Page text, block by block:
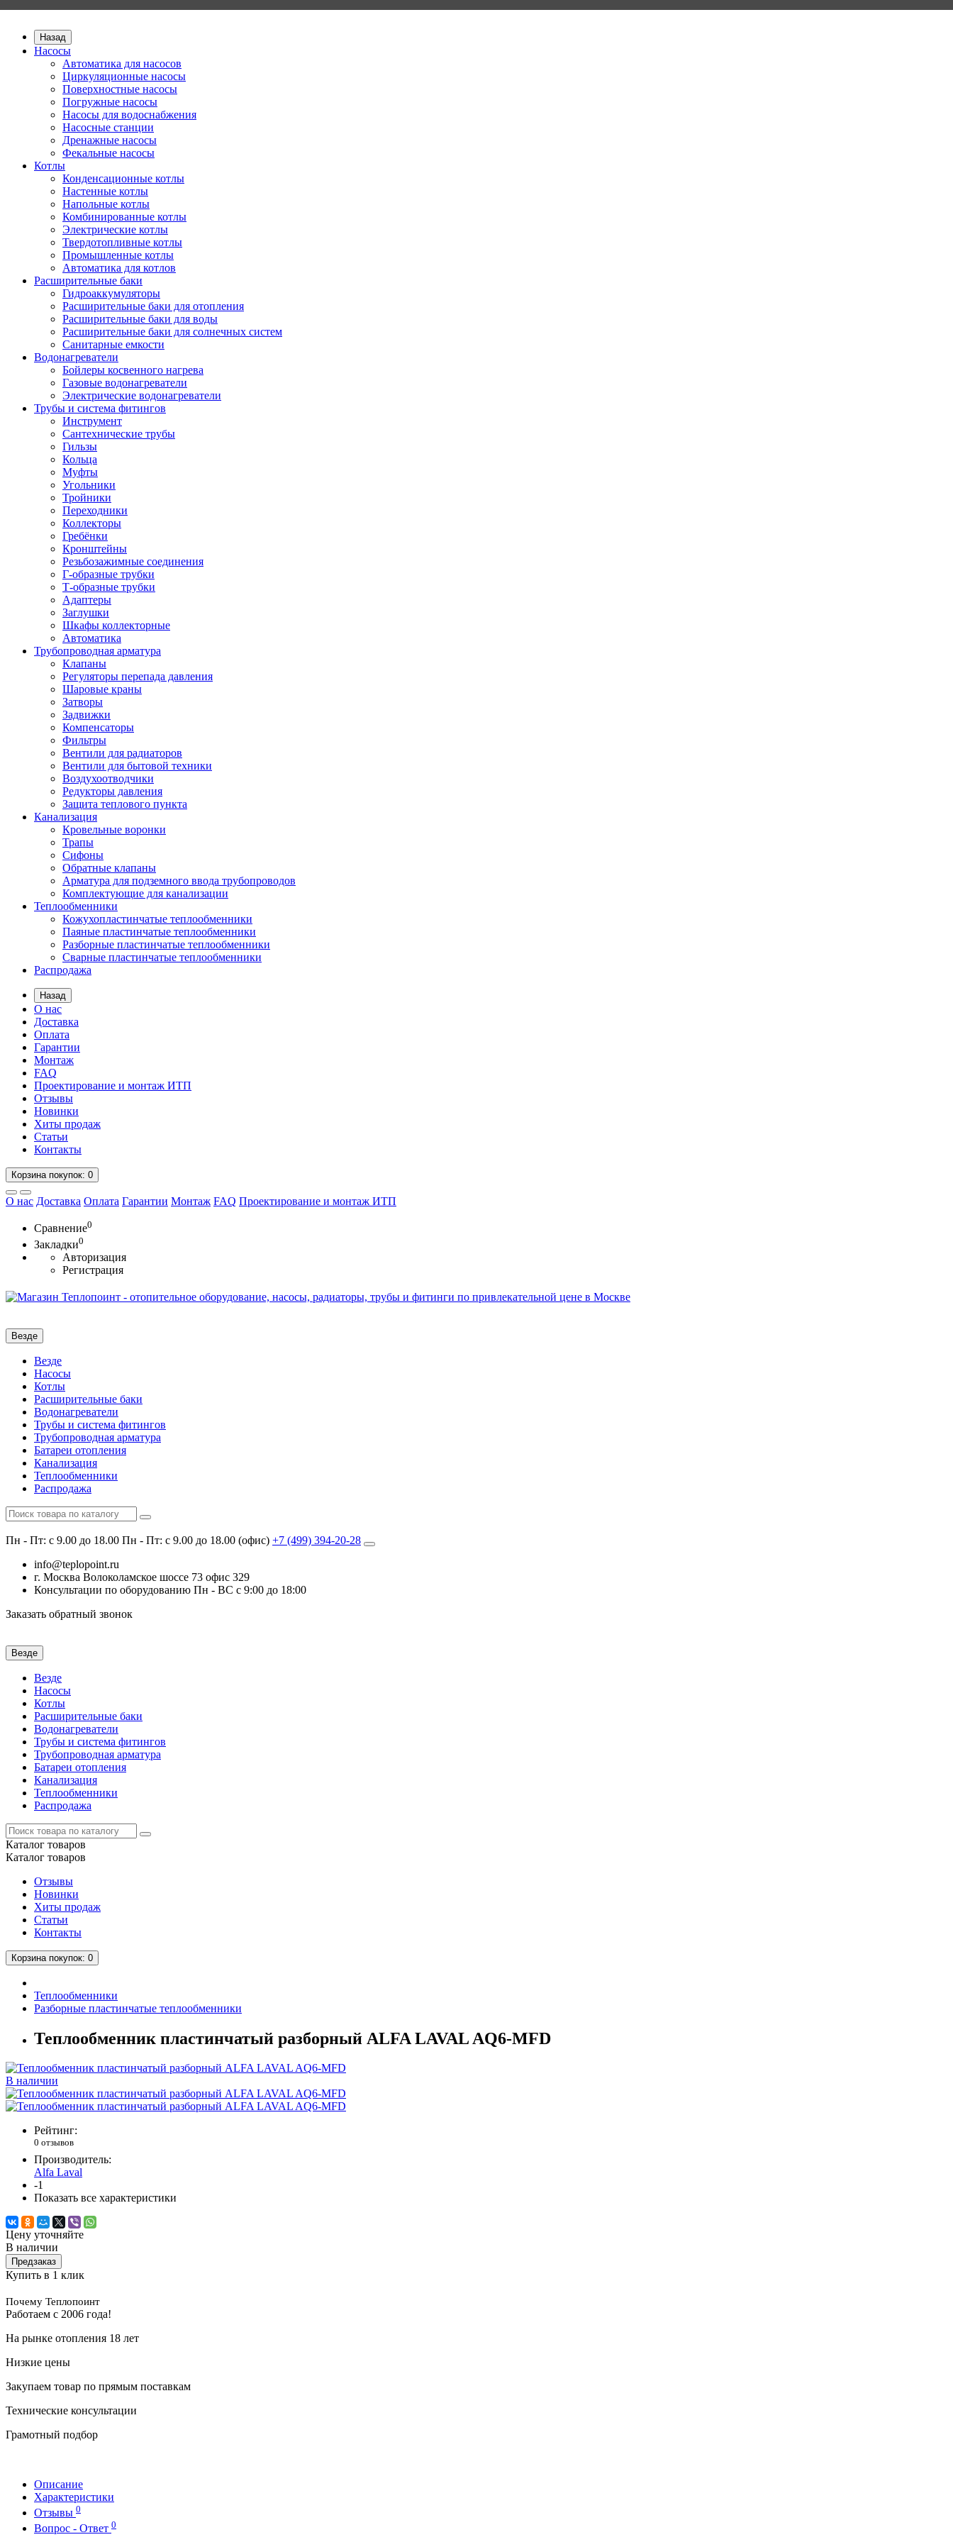
Назад
Насосы
Автоматика для насосов
Циркуляционные насосы
Поверхностные насосы
Погружные насосы
Насосы для водоснабжения
Насосные станции
Дренажные насосы
Фекальные насосы
Котлы
Конденсационные котлы
Настенные котлы
Напольные котлы
Комбинированные котлы
Электрические котлы
Твердотопливные котлы
Промышленные котлы
Автоматика для котлов
Расширительные баки
Гидроаккумуляторы
Расширительные баки для отопления
Расширительные баки для воды
Расширительные баки для солнечных систем
Санитарные емкости
Водонагреватели
Бойлеры косвенного нагрева
Газовые водонагреватели
Электрические водонагреватели
Трубы и система фитингов
Инструмент
Сантехнические трубы
Гильзы
Кольца
Муфты
Угольники
Тройники
Переходники
Коллекторы
Гребёнки
Кронштейны
Резьбозажимные соединения
Г-образные трубки
Т-образные трубки
Адаптеры
Заглушки
Шкафы коллекторные
Автоматика
Трубопроводная арматура
Клапаны
Регуляторы перепада давления
Шаровые краны
Затворы
Задвижки
Компенсаторы
Фильтры
Вентили для радиаторов
Вентили для бытовой техники
Воздухоотводчики
Редукторы давления
Защита теплового пункта
Канализация
Кровельные воронки
Трапы
Сифоны
Обратные клапаны
Арматура для подземного ввода трубопроводов
Комплектующие для канализации
Теплообменники
Кожухопластинчатые теплообменники
Паяные пластинчатые теплообменники
Разборные пластинчатые теплообменники
Сварные пластинчатые теплообменники
Распродажа
Назад
О нас
Доставка
Оплата
Гарантии
Монтаж
FAQ
Проектирование и монтаж ИТП
Отзывы
Новинки
Хиты продаж
Статьи
Контакты
Корзинапокупок: 0
О нас Доставка Оплата Гарантии Монтаж FAQ Проектирование и монтаж ИТП
Сравнение0
Закладки0
Авторизация
Регистрация
Везде
Везде
Насосы
Котлы
Расширительные баки
Водонагреватели
Трубы и система фитингов
Трубопроводная арматура
Батареи отопления
Канализация
Теплообменники
Распродажа
Пн - Пт: с 9.00 до 18.00 Пн - Пт: с 9.00 до 18.00 (офис) +7 (499) 394-20-28
info@teplopoint.ru
г. Москва Волоколамское шоссе 73 офис 329
Консультации по оборудованию Пн - ВС с 9:00 до 18:00
Заказать обратный звонок
Везде
Везде
Насосы
Котлы
Расширительные баки
Водонагреватели
Трубы и система фитингов
Трубопроводная арматура
Батареи отопления
Канализация
Теплообменники
Распродажа
Каталог товаров
Каталог товаров
Отзывы
Новинки
Хиты продаж
Статьи
Контакты
Корзина покупок: 0
Теплообменники
Разборные пластинчатые теплообменники
Теплообменник пластинчатый разборный ALFA LAVAL AQ6-MFD
В наличии
Рейтинг:
0 отзывов
Производитель:
Alfa Laval
-1
Показать все характеристики
Цену уточняйте
В наличии
Предзаказ
Купить в 1 клик
Почему Теплопоинт
Работаем с 2006 года!
На рынке отопления 18 лет
Низкие цены
Закупаем товар по прямым поставкам
Технические консультации
Грамотный подбор
Описание
Характеристики
Отзывы 0
Вопрос - Ответ 0